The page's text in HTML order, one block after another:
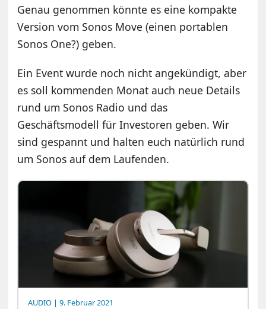
Genau genommen könnte es eine kompakte
Version vom Sonos Move (einen portablen
Sonos One?) geben.
Ein Event wurde noch nicht angekündigt, aber
es soll kommenden Monat auch neue Details
rund um Sonos Radio und das
Geschäftsmodell für Investoren geben. Wir
sind gespannt und halten euch natürlich rund
um Sonos auf dem Laufenden.
AUDIO | 9. Februar 2021